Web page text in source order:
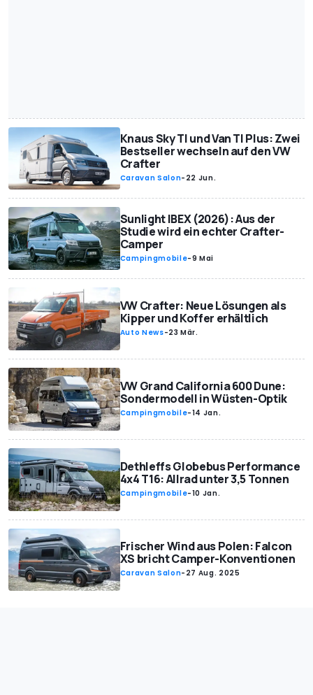
Knaus Sky TI und Van TI Plus: Zwei
Bestseller wechseln auf den VW
Crafter
Caravan Salon- 22 Jun.
Sunlight IBEX (2026): Aus der
Studie wird ein echter Crafter-
Camper
Campingmobile-9 Mai
VW Crafter: Neue Lösungen als
Kipper und Koffer erhältlich
Auto News-23 Mär.
VW Grand California 600 Dune:
Sondermodell in Wüsten-Optik
Campingmobile-14 Jan.
Dethleffs Globebus Performance
4x4 T16: Allrad unter 3,5 Tonnen
Campingmobile-10 Jan.
Frischer Wind aus Polen: Falcon
XS bricht Camper-Konventionen
Caravan Salon- 27 Aug. 2025